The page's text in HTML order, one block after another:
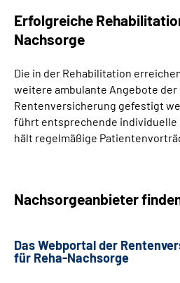
Sozialdienste & Zuweisende
Suche
Leichte Sprache
Gebärdensprache
Erfolgreiche
Nachsorge
Die in der Rehabilitation
weitere ambulante Angebote der
Rentenversicherung gefestigt
führt entsprechende individuelle
hält regelmäßige
Nachsorgeanbieter
Das Webportal der
für Reha-Nachsorge